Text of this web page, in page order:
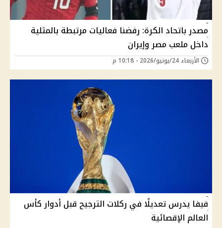
مصدر باتحاد الكرة: رفضنا فعاليات مرتبطة بالمثلية
داخل ملعب مصر وإيران
الأربعاء 24/يونيو/2026 - 10:18 م
فيفا يدرس تعديلًا في ركلات الترجيح قبل أدوار كأس
العالم الإقصائية